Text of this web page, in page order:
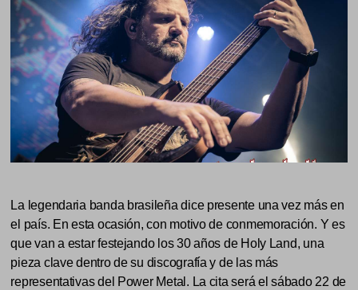
La legendaria banda brasileña dice presente una vez más en
el país. En esta ocasión, con motivo de conmemoración. Y es
que van a estar festejando los 30 años de Holy Land, una
pieza clave dentro de su discografía y de las más
representativas del Power Metal. La cita será el sábado 22 de